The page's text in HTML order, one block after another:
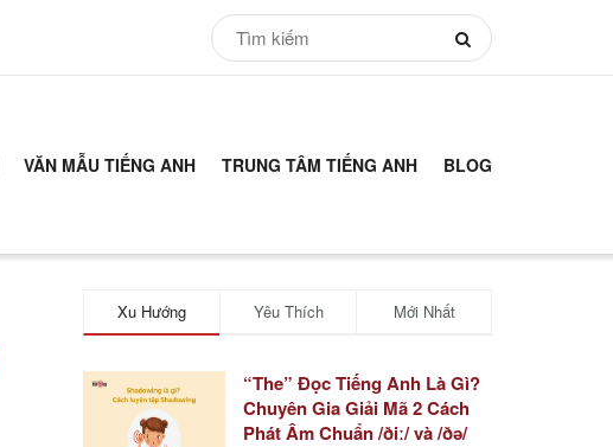
VĂN MẪU TIẾNG ANH TRUNG TÂM TIẾNG ANH BLOG
Xu Hướng Yêu Thích Mới Nhất
“The” Đọc Tiếng Anh Là Gì?
Chuyên Gia Giải Mã 2 Cách
Phát Âm Chuẩn /ðiː/ và /ðə/